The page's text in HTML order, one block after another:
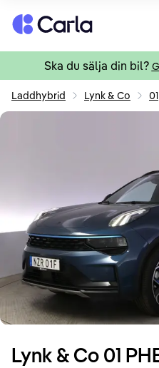
Tillbaka till startsidan
Ska du sälja din bil?
Laddhybrid Lynk & Co 01
Lynk & Co 01